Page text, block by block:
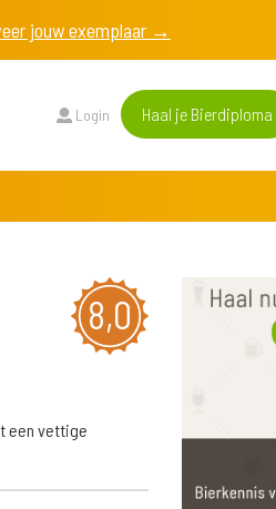
jouw exemplaar →
Login Haal je Bierdiploma
8,0
een vettige